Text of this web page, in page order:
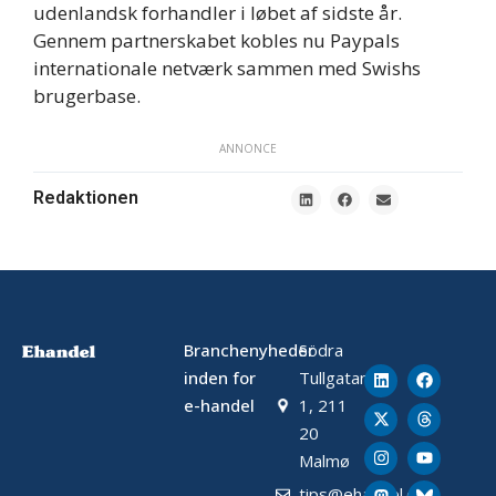
udenlandsk forhandler i løbet af sidste år.
Gennem partnerskabet kobles nu Paypals
internationale netværk sammen med Swishs
brugerbase.
ANNONCE
Redaktionen
Branchenyheder
inden for
e-handel
Södra
Tullgatan
1, 211
20
Malmø